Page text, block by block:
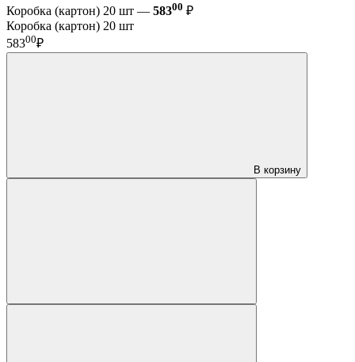
Коробка (картон) 20 шт — 58300 ₽
Коробка (картон) 20 шт
58300₽
В корзину